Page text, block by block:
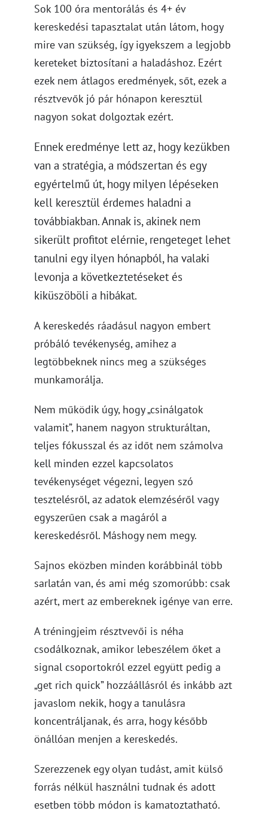
Sok 100 óra mentorálás és 4+ év
kereskedési tapasztalat után látom, hogy
mire van szükség, így igyekszem a legjobb
kereteket biztosítani a haladáshoz. Ezért
ezek nem átlagos eredmények, sőt, ezek a
résztvevők jó pár hónapon keresztül
nagyon sokat dolgoztak ezért.
Ennek eredménye lett az, hogy kezükben
van a stratégia, a módszertan és egy
egyértelmű út, hogy milyen lépéseken
kell keresztül érdemes haladni a
továbbiakban. Annak is, akinek nem
sikerült profitot elérnie, rengeteget lehet
tanulni egy ilyen hónapból, ha valaki
levonja a következtetéseket és
kiküszöböli a hibákat.
A kereskedés ráadásul nagyon embert
próbáló tevékenység, amihez a
legtöbbeknek nincs meg a szükséges
munkamorálja.
Nem működik úgy, hogy „csinálgatok
valamit”, hanem nagyon strukturáltan,
teljes fókusszal és az időt nem számolva
kell minden ezzel kapcsolatos
tevékenységet végezni, legyen szó
tesztelésről, az adatok elemzéséről vagy
egyszerűen csak a magáról a
kereskedésről. Máshogy nem megy.
Sajnos eközben minden korábbinál több
sarlatán van, és ami még szomorúbb: csak
azért, mert az embereknek igénye van erre.
A tréningjeim résztvevői is néha
csodálkoznak, amikor lebeszélem őket a
signal csoportokról ezzel együtt pedig a
„get rich quick” hozzáállásról és inkább azt
javaslom nekik, hogy a tanulásra
koncentráljanak, és arra, hogy később
önállóan menjen a kereskedés.
Szerezzenek egy olyan tudást, amit külső
forrás nélkül használni tudnak és adott
esetben több módon is kamatoztatható.